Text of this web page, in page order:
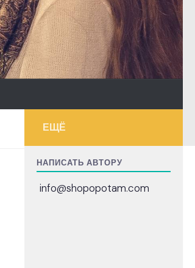
ЕЩЁ
НАПИСАТЬ АВТОРУ
info@shopopotam.com